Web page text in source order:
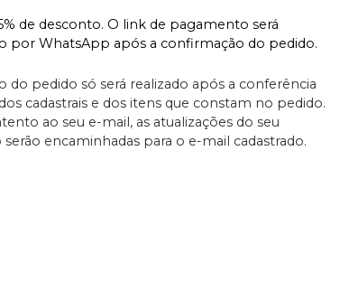
de desconto. O link de pagamento será
por WhatsApp após a confirmação do pedido.
do pedido só será realizado após a conferência
cadastrais e dos itens que constam no pedido.
ao seu e-mail, as atualizações do seu
serão encaminhadas para o e-mail cadastrado.